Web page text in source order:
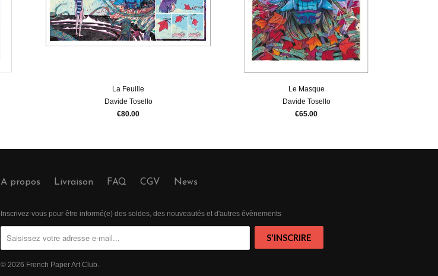
La Feuille
Davide Tosello
€80.00
Le Masque
Davide Tosello
€65.00
A propos Livraison FAQ CGV News
Inscrivez-vous pour être informé(e) des soldes, des nouveautés et d'autres évènements
© 2026 French Paper Art Club